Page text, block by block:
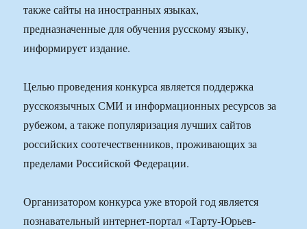
также сайты на иностранных языках,
предназначенные для обучения русскому языку,
информирует издание.
Целью проведения конкурса является поддержка
русскоязычных СМИ и информационных ресурсов за
рубежом, а также популяризация лучших сайтов
российских соотечественников, проживающих за
пределами Российской Федерации.
Организатором конкурса уже второй год является
познавательный интернет-портал «Тарту-Юрьев-